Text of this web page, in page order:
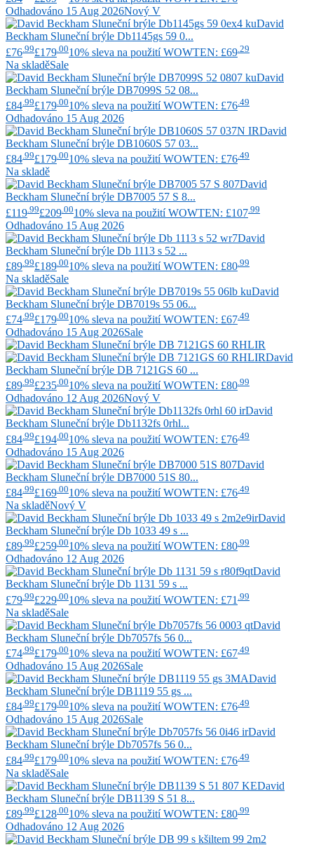
Odhadováno 15 Aug 2026Nový V
David
Beckham Sluneční brýle Db1145gs 59 0...
£76 .99£179 .0010% sleva na použití WOWTEN: £69 .29
Na skladěSale
David
Beckham Sluneční brýle DB7099S 52 08...
£84 .99£179 .0010% sleva na použití WOWTEN: £76 .49
Odhadováno 15 Aug 2026
David
Beckham Sluneční brýle DB1060S 57 03...
£84 .99£179 .0010% sleva na použití WOWTEN: £76 .49
Na skladě
David
Beckham Sluneční brýle DB7005 57 S 8...
£119 .99£209 .0010% sleva na použití WOWTEN: £107 .99
Odhadováno 15 Aug 2026
David
Beckham Sluneční brýle Db 1113 s 52 ...
£89 .99£189 .0010% sleva na použití WOWTEN: £80 .99
Na skladěSale
David
Beckham Sluneční brýle DB7019s 55 06...
£74 .99£179 .0010% sleva na použití WOWTEN: £67 .49
Odhadováno 15 Aug 2026Sale
David
Beckham Sluneční brýle DB 7121GS 60 ...
£89.99£235.0010% sleva na použití WOWTEN: £80.99
Odhadováno 12 Aug 2026Nový V
David
Beckham Sluneční brýle Db1132fs 0rhl...
£84 .99£194 .0010% sleva na použití WOWTEN: £76 .49
Odhadováno 15 Aug 2026
David
Beckham Sluneční brýle DB7000 51S 80...
£84 .99£169 .0010% sleva na použití WOWTEN: £76 .49
Na skladěNový V
David
Beckham Sluneční brýle Db 1033 49 s ...
£89.99£259.0010% sleva na použití WOWTEN: £80.99
Odhadováno 12 Aug 2026
David
Beckham Sluneční brýle Db 1131 59 s ...
£79 .99£229 .0010% sleva na použití WOWTEN: £71 .99
Na skladěSale
David
Beckham Sluneční brýle Db7057fs 56 0...
£74 .99£179 .0010% sleva na použití WOWTEN: £67 .49
Odhadováno 15 Aug 2026Sale
David
Beckham Sluneční brýle DB1119 55 gs ...
£84.99£179.0010% sleva na použití WOWTEN: £76.49
Odhadováno 15 Aug 2026Sale
David
Beckham Sluneční brýle Db7057fs 56 0...
£84 .99£179 .0010% sleva na použití WOWTEN: £76 .49
Na skladěSale
David
Beckham Sluneční brýle DB1139 S 51 8...
£89 .99£128 .0010% sleva na použití WOWTEN: £80 .99
Odhadováno 12 Aug 2026